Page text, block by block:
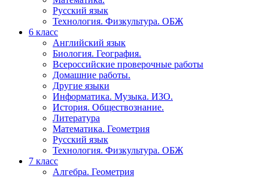
Русский язык
Технология. Физкультура. ОБЖ
6 класс
Английский язык
Биология. География.
Всероссийские проверочные работы
Домашние работы.
Другие языки
Информатика. Музыка. ИЗО.
История. Обществознание.
Литература
Математика. Геометрия
Русский язык
Технология. Физкультура. ОБЖ
7 класс
Алгебра. Геометрия